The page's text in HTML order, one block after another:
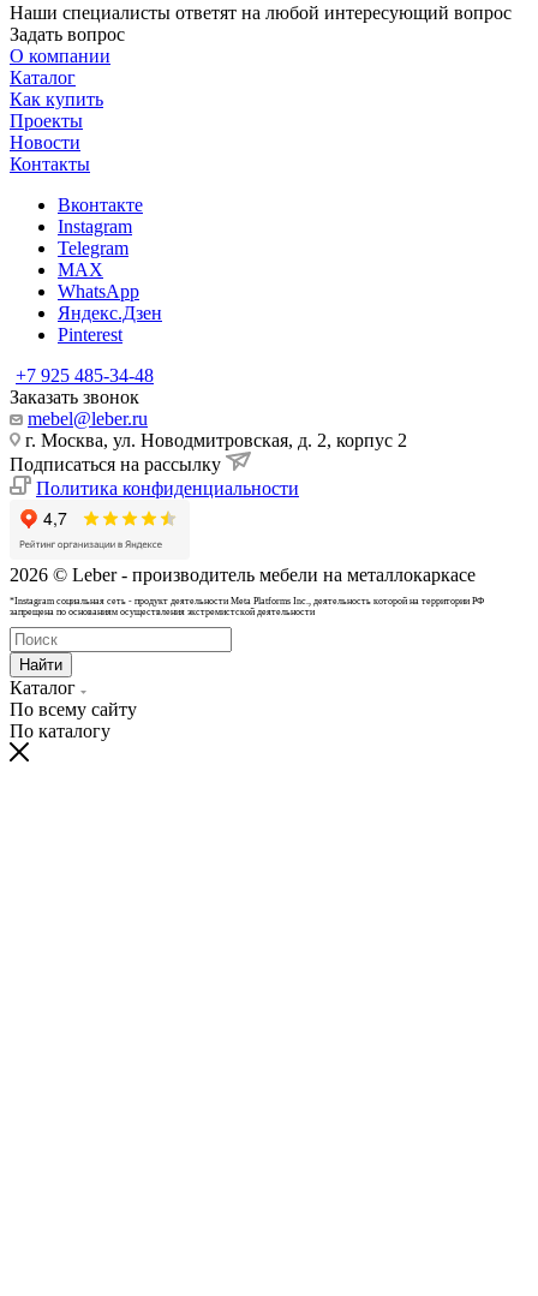
Наши специалисты ответят на любой интересующий вопрос
Задать вопрос
О компании
Каталог
Как купить
Проекты
Новости
Контакты
Вконтакте
Instagram
Telegram
MAX
WhatsApp
Яндекс.Дзен
Pinterest
+7 925 485-34-48
Заказать звонок
mebel@leber.ru
г. Москва, ул. Новодмитровская, д. 2, корпус 2
Подписаться на рассылку
Политика конфиденциальности
2026 © Leber - производитель мебели на металлокаркасе
*Instagram cоциальная сеть - продукт деятельности Meta Platforms Inc., деятельность которой на территории РФ
запрещена по основаниям осуществления экстремистской деятельности
Найти
Каталог
По всему сайту
По каталогу